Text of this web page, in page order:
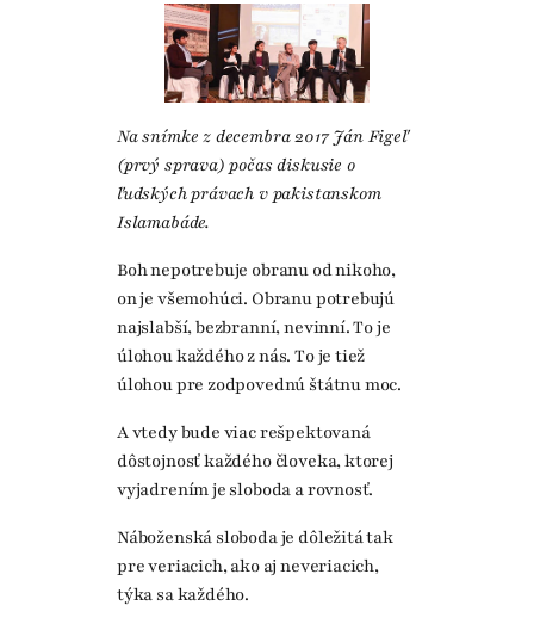
Na snímke z decembra 2017 Ján Figeľ
(prvý sprava) počas diskusie o
ľudských právach v pakistanskom
Islamabáde.
Boh nepotrebuje obranu od nikoho,
on je všemohúci. Obranu potrebujú
najslabší, bezbranní, nevinní. To je
úlohou každého z nás. To je tiež
úlohou pre zodpovednú štátnu moc.
A vtedy bude viac rešpektovaná
dôstojnosť každého človeka, ktorej
vyjadrením je sloboda a rovnosť.
Náboženská sloboda je dôležitá tak
pre veriacich, ako aj neveriacich,
týka sa každého.